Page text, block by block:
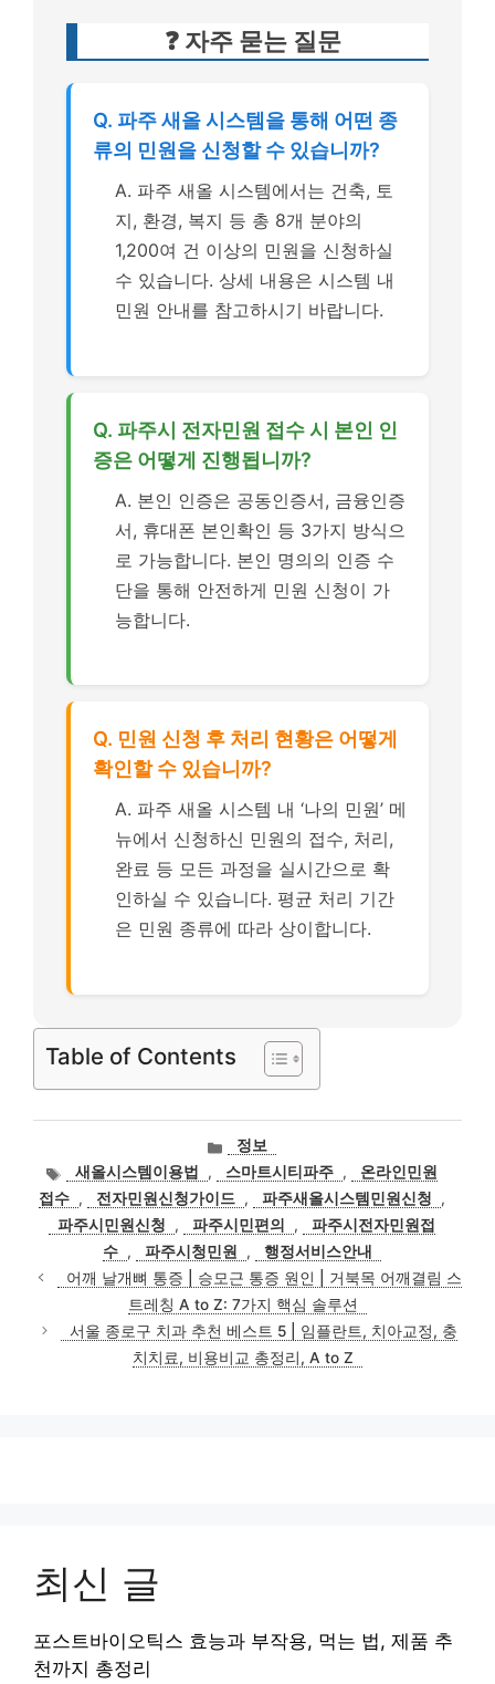
❓ 자주 묻는 질문
Q. 파주 새올 시스템을 통해 어떤 종
류의 민원을 신청할 수 있습니까?
A. 파주 새올 시스템에서는 건축, 토
지, 환경, 복지 등 총 8개 분야의
1,200여 건 이상의 민원을 신청하실
수 있습니다. 상세 내용은 시스템 내
민원 안내를 참고하시기 바랍니다.
Q. 파주시 전자민원 접수 시 본인 인
증은 어떻게 진행됩니까?
A. 본인 인증은 공동인증서, 금융인증
서, 휴대폰 본인확인 등 3가지 방식으
로 가능합니다. 본인 명의의 인증 수
단을 통해 안전하게 민원 신청이 가
능합니다.
Q. 민원 신청 후 처리 현황은 어떻게
확인할 수 있습니까?
A. 파주 새올 시스템 내 ‘나의 민원’ 메
뉴에서 신청하신 민원의 접수, 처리,
완료 등 모든 과정을 실시간으로 확
인하실 수 있습니다. 평균 처리 기간
은 민원 종류에 따라 상이합니다.
Table of Contents
카
테
고
리
정보
태새올시스템이용법 , 스마트시티파주 ,
온라인민원
접수 , 전자민원신청가이드 , 파주새올시스템민원신청
,
파주시민원신청
, 파주시민편의 ,
파주시전자민원접
수 , 파주시청민원 ,
행정서비스안내
어깨 날개뼈 통증 | 승모근 통증 원인 | 거북목 어깨결림 스
트레칭 A to Z: 7가지 핵심 솔루션
서울 종로구 치과 추천 베스트 5 | 임플란트, 치아교정, 충
치치료, 비용비교 총정리, A to Z
최신 글
포스트바이오틱스 효능과 부작용, 먹는 법, 제품 추
천까지 총정리